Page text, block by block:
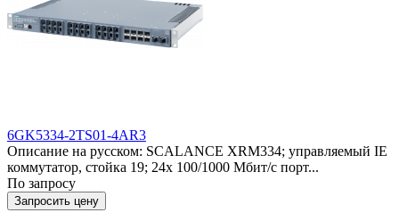
6GK5334-2TS01-4AR3
Описание на русском: SCALANCE XRM334; управляемый IE
коммутатор, стойка 19; 24x 100/1000 Мбит/с порт...
По запросу
Запросить цену